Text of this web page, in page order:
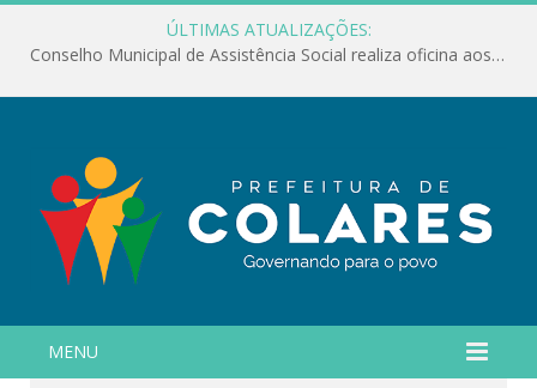
ÚLTIMAS ATUALIZAÇÕES:
Conselho Municipal de Assistência Social realiza oficina aos servidores
MENU